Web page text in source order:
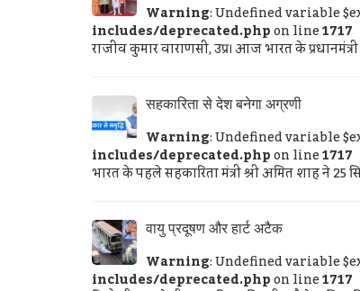
Warning: Undefined variable
includes/deprecated.phpon line1717
राजीव कुमार वाराणसी, उप्र। आज भारत के
सहकारिता से देश बनेगा अग्रणी
Warning: Undefined variable
includes/deprecated.phpon line1717
भारत के पहले सहकारिता मंत्री श्री अमित शाह ने 25
वायु प्रदूषण और हार्ट अटैक
Warning: Undefined variable
includes/deprecated.phpon line1717